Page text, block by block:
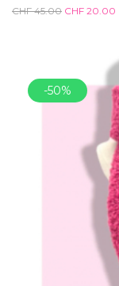
CHF45.00 CHF 20.00
-50%